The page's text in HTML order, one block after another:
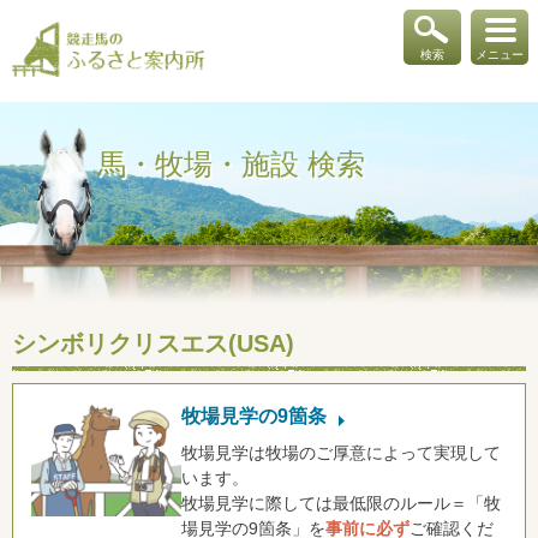
メニュー
検索
馬・牧場・施設 検索
シンボリクリスエス(USA)
牧場見学の9箇条
牧場見学は牧場のご厚意によって実現して
います。
牧場見学に際しては最低限のルール＝「牧
場見学の9箇条」を事前に必ずご確認くだ